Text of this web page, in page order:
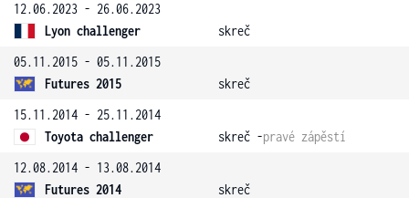
12.06.2023 - 26.06.2023
Lyon challenger
skreč
05.11.2015 - 05.11.2015
Futures 2015
skreč
15.11.2014 - 25.11.2014
Toyota challenger
skreč -pravé zápěstí
12.08.2014 - 13.08.2014
Futures 2014
skreč